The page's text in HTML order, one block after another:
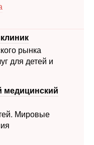
рынка
для детей и
Мировые